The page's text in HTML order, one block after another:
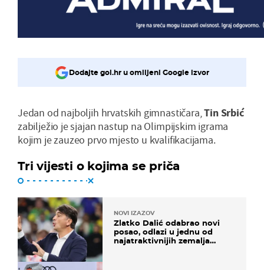
Dodajte gol.hr u omiljeni Google izvor
Jedan od najboljih hrvatskih gimnastičara,Tin Srbić
zabilježio je sjajan nastup na Olimpijskim igrama
kojim je zauzeo prvo mjesto u kvalifikacijama.
Tri vijesti o kojima se priča
NOVI IZAZOV
Zlatko Dalić odabrao novi
posao, odlazi u jednu od
najatraktivnijih zemalja